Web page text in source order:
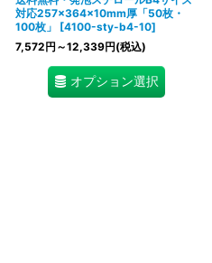
対応257×364×10mm厚「50枚・
100枚」
[4100-sty-b4-10]
7,572円 ～12,339円(税込)
オプション選択